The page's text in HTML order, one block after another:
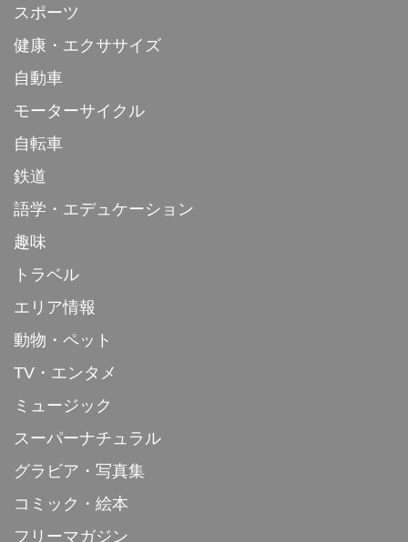
スポーツ
健康・エクササイズ
自動車
モーターサイクル
自転車
鉄道
語学・エデュケーション
趣味
トラベル
エリア情報
動物・ペット
TV・エンタメ
ミュージック
スーパーナチュラル
グラビア・写真集
コミック・絵本
フリーマガジン